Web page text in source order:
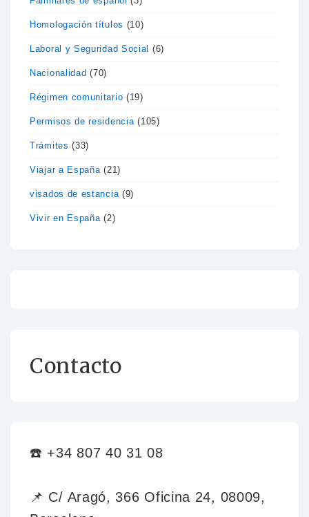
Homologación títulos (10)
Laboral y Seguridad Social (6)
Nacionalidad (70)
Régimen comunitario (19)
Permisos de residencia (105)
Trámites (33)
Viajar a España (21)
visados de estancia (9)
Vivir en España (2)
Contacto
☎️ +34 807 40 31 08
📌 C/ Aragó, 366 Oficina 24, 08009,